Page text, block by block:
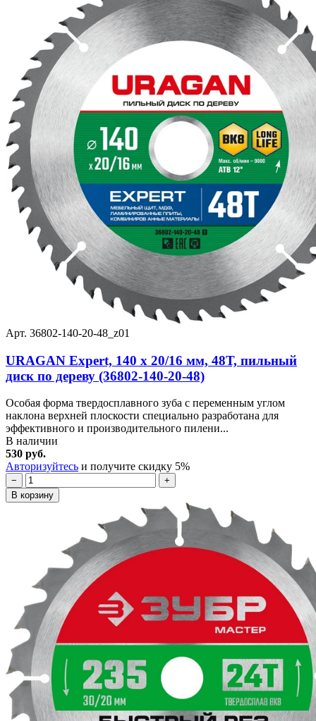
Арт. 36802-140-20-48_z01
URAGAN Expert, 140 х 20/16 мм, 48Т, пильный
диск по дереву (36802-140-20-48)
Особая форма твердосплавного зуба с переменным углом
наклона верхней плоскости специально разработана для
эффективного и производительного пилени...
В наличии
530 руб.
Авторизуйтесь и получите скидку 5%
−
+
В корзину